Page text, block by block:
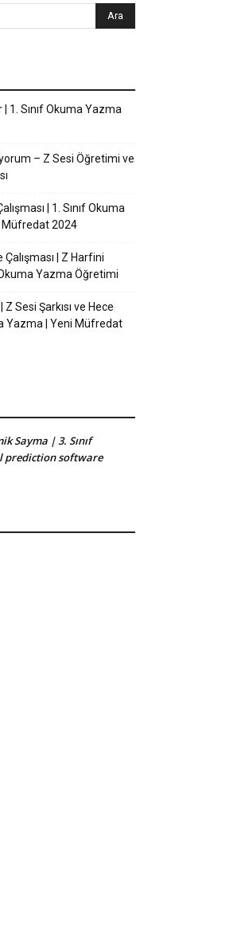
1. Sınıf Okuma Yazma
– Z Sesi Öğretimi ve
| 1. Sınıf Okuma
Müfredat 2024
| Z Harfini
Yazma Öğretimi
Sesi Şarkısı ve Hece
Yazma | Yeni Müfredat
Sayma | 3. Sınıf
prediction software